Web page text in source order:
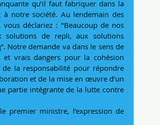
qu’il faut fabriquer dans la
notre société. Au lendemain des
déclariez : "Beaucoup de nos
solutions de repli, aux solutions
Notre demande va dans le sens de
vrais dangers pour la cohésion
la responsabilité pour répondre
et de la mise en œuvre d’un
partie intégrante de la lutte contre
premier ministre, l’expression de